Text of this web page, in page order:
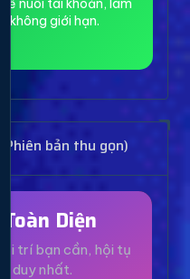
nuôi tài khoản, làm
không giới hạn.
bản thu gọn)
Toàn Diện
trí bạn cần, hội tụ
duy nhất.